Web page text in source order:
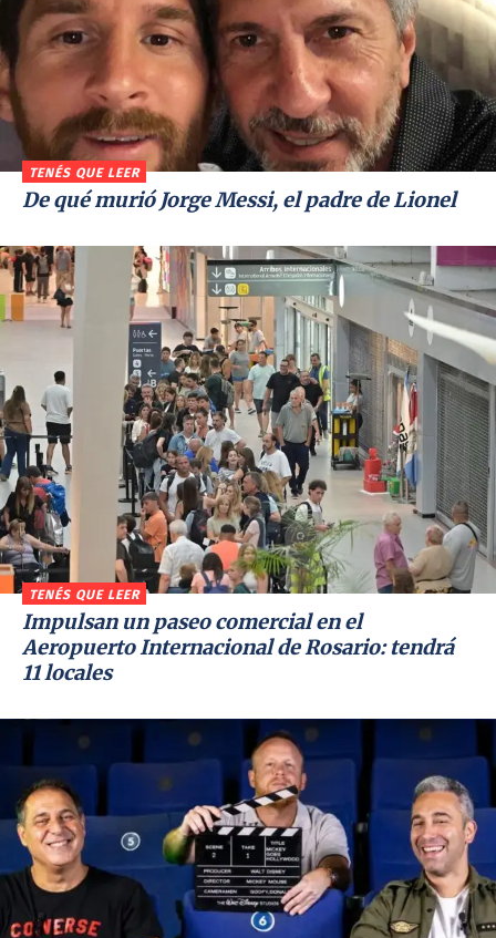
TENÉS QUE LEER
De qué murió Jorge Messi, el padre de Lionel
TENÉS QUE LEER
Impulsan un paseo comercial en el
Aeropuerto Internacional de Rosario: tendrá
11 locales